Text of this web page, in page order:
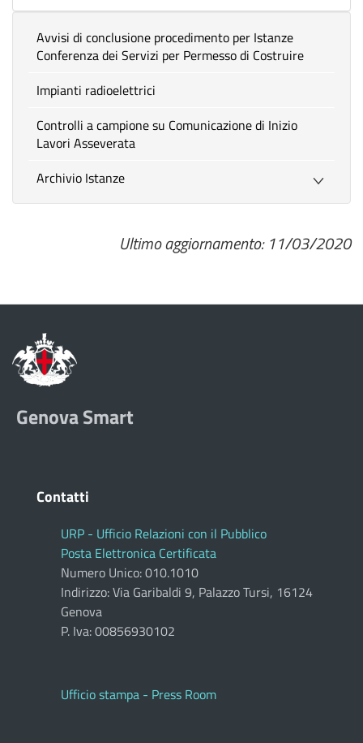
Avvisi di conclusione procedimento per Istanze
Conferenza dei Servizi per Permesso di Costruire
Impianti radioelettrici
Controlli a campione su Comunicazione di Inizio
Lavori Asseverata
Archivio Istanze
Ultimo aggiornamento: 11/03/2020
Genova Smart
Contatti
URP - Ufficio Relazioni con il Pubblico
Posta Elettronica Certificata
Numero Unico: 010.1010
Indirizzo: Via Garibaldi 9, Palazzo Tursi, 16124
Genova
P. Iva: 00856930102
Ufficio stampa - Press Room